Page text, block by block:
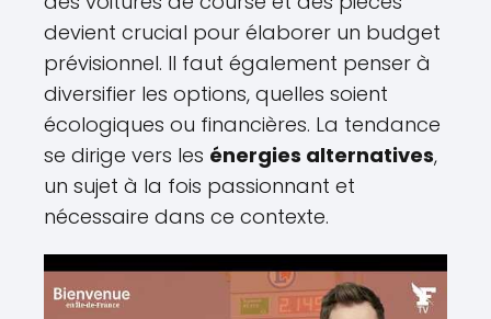
devient crucial pour élaborer un budget
prévisionnel. Il faut également penser à
diversifier les options, quelles soient
écologiques ou financières. La tendance
se dirige vers les énergies alternatives,
un sujet à la fois passionnant et
nécessaire dans ce contexte.